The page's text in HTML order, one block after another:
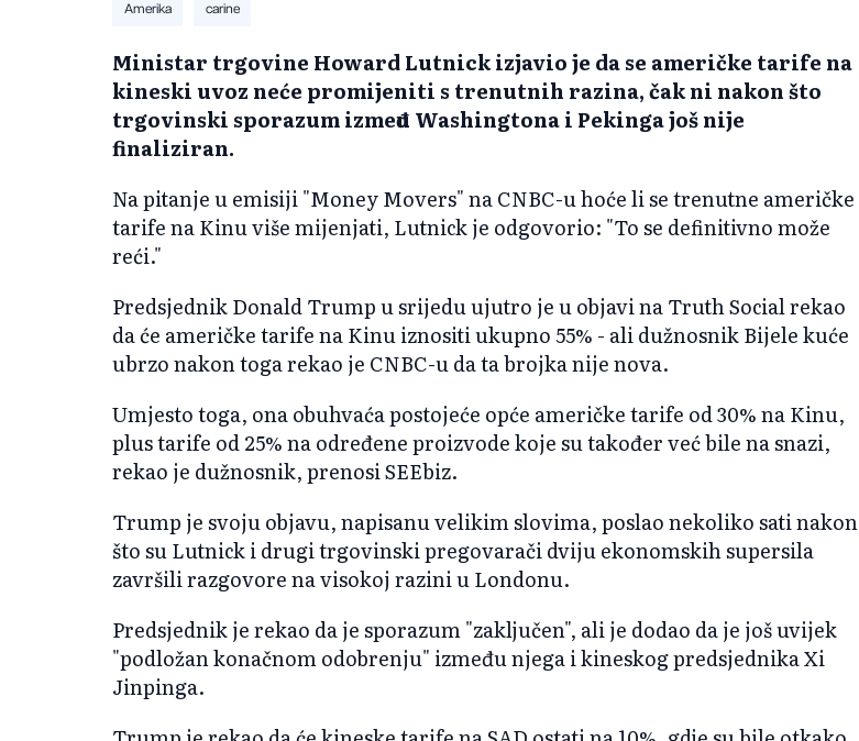
Amerika carine
Ministar trgovine Howard Lutnick izjavio je da se američke tarife na
kineski uvoz neće promijeniti s trenutnih razina, čak ni nakon što
trgovinski sporazum između Washingtona i Pekinga još nije
finaliziran.
Na pitanje u emisiji "Money Movers" na CNBC-u hoće li se trenutne američke
tarife na Kinu više mijenjati, Lutnick je odgovorio: "To se definitivno može
reći."
Predsjednik Donald Trump u srijedu ujutro je u objavi na Truth Social rekao
da će američke tarife na Kinu iznositi ukupno 55% - ali dužnosnik Bijele kuće
ubrzo nakon toga rekao je CNBC-u da ta brojka nije nova.
Umjesto toga, ona obuhvaća postojeće opće američke tarife od 30% na Kinu,
plus tarife od 25% na određene proizvode koje su također već bile na snazi,
rekao je dužnosnik, prenosi SEEbiz.
Trump je svoju objavu, napisanu velikim slovima, poslao nekoliko sati nakon
što su Lutnick i drugi trgovinski pregovarači dviju ekonomskih supersila
završili razgovore na visokoj razini u Londonu.
Predsjednik je rekao da je sporazum "zaključen", ali je dodao da je još uvijek
"podložan konačnom odobrenju" između njega i kineskog predsjednika Xi
Jinpinga.